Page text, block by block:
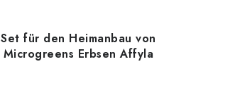
Set für den Heimanbau von
Microgreens Erbsen Affyla